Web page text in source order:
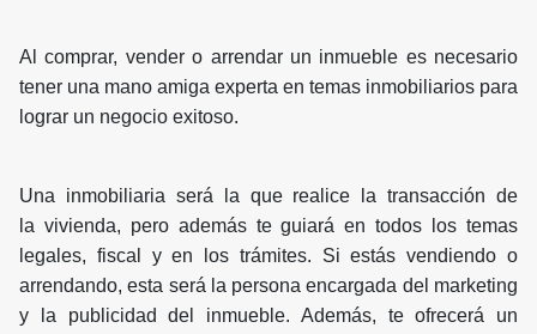
Al comprar, vender o arrendar un inmueble es necesario
tener una mano amiga experta en temas inmobiliarios para
lograr un negocio exitoso.
Una inmobiliaria será la que realice la transacción de
la vivienda, pero además te guiará en todos los temas
legales, fiscal y en los trámites. Si estás vendiendo o
arrendando, esta será la persona encargada del marketing
y la publicidad del inmueble. Además, te ofrecerá un